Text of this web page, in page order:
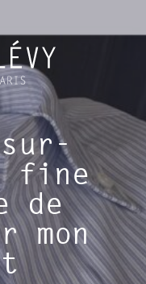
sur-
fine
de
mon